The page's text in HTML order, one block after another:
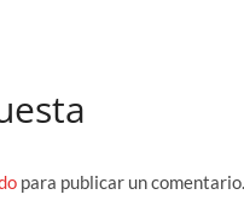
para publicar un comentario.